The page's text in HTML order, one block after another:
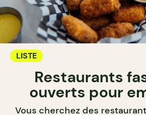
LISTE
Restaurants
ouverts pour
Vous cherchez des